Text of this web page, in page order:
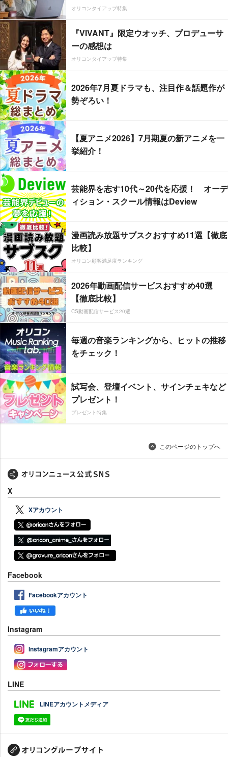
オリコンタイアップ特集
『VIVANT』限定ウオッチ、プロデューサ
ーの感想は
オリコンタイアップ特集
2026年7月夏ドラマも、注目作＆話題作が
勢ぞろい！
【夏アニメ2026】7月期夏の新アニメを一
挙紹介！
芸能界を志す10代～20代を応援！ オーデ
ィション・スクール情報はDeview
漫画読み放題サブスクおすすめ11選【徹底
比較】
オリコン顧客満足度ランキング
2026年動画配信サービスおすすめ40選
【徹底比較】
CS動画配信サービス20選
毎週の音楽ランキングから、ヒットの推移
をチェック！
試写会、登壇イベント、サインチェキなど
プレゼント！
プレゼント特集
このページのトップへ
X
Xアカウント
Facebook
Facebookアカウント
Instagram
Instagramアカウント
LINE
LINEアカウントメディア